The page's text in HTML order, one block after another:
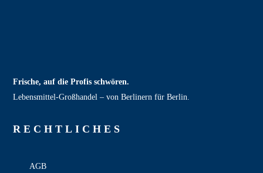
Frische, auf die Profis schwören.
Lebensmittel‑Großhandel – von Berlinern für Berlin.
RECHT­LICHES
AGB